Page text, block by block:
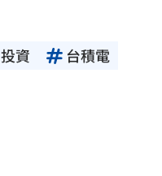
投資 台積電